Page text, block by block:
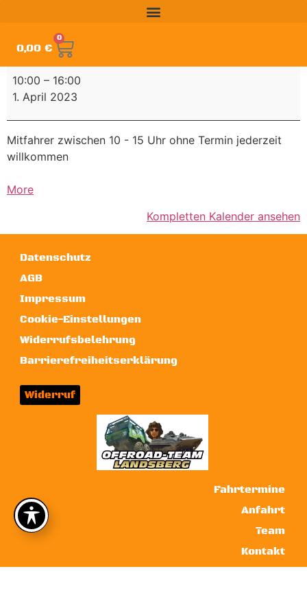
0,00 €
0
10:00 – 16:00
1. April 2023
Mitfahrer zwischen 10 - 15 Uhr ohne Termin jederzeit
willkommen
More
Kompletten Kalender ansehen
Datenschutz
AGB
Impressum
Cookie-Einstellungen
Widerrufsbelehrung
Barrierefreiheitserklärung
Widerruf
Fahrtermine
Anfahrt
Team
Kontakt